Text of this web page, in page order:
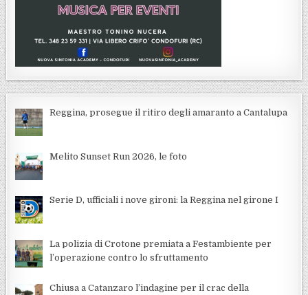
Reggina, prosegue il ritiro degli amaranto a Cantalupa
Melito Sunset Run 2026, le foto
Serie D, ufficiali i nove gironi: la Reggina nel girone I
La polizia di Crotone premiata a Festambiente per
l’operazione contro lo sfruttamento
Chiusa a Catanzaro l’indagine per il crac della